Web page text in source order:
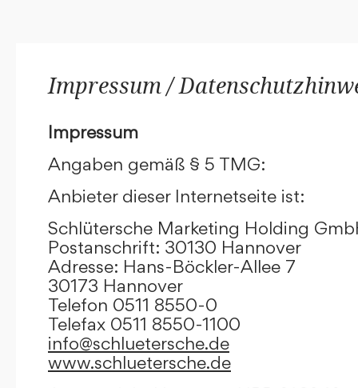
Impressum /
Impressum
Angaben gemäß § 5 TMG:
Anbieter dieser Internetseite ist:
Schlütersche Marketing Holding
Postanschrift: 30130 Hannover
Adresse: Hans-Böckler-Allee 7
30173 Hannover
Telefon 0511 8550-0
Telefax 0511 8550-1100
info@schluetersche.de
www.schluetersche.de